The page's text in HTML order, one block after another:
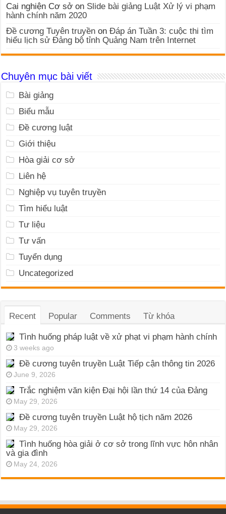
Cai nghiện Cơ sở on Slide bài giảng Luật Xử lý vi phạm
hành chính năm 2020
Đề cương Tuyên truyền onĐáp án Tuần 3: cuộc thi tìm
hiểu lịch sử Đảng bộ tỉnh Quảng Nam trên Internet
Chuyên mục bài viết
Bài giảng
Biểu mẫu
Đề cương luật
Giới thiệu
Hòa giải cơ sở
Liên hệ
Nghiệp vụ tuyên truyền
Tìm hiểu luật
Tư liệu
Tư vấn
Tuyển dụng
Uncategorized
Recent Popular Comments Từ khóa
Tình huống pháp luật về xử phạt vi phạm hành chính
3 weeks ago
Đề cương tuyên truyền Luật Tiếp cận thông tin 2026
June 9, 2026
Trắc nghiệm văn kiện Đại hội lần thứ 14 của Đảng
May 29, 2026
Đề cương tuyên truyền Luật hộ tịch năm 2026
May 29, 2026
Tình huống hòa giải ở cơ sở trong lĩnh vực hôn nhân
và gia đình
May 24, 2026